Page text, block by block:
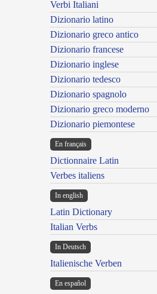
Verbi Italiani
Dizionario latino
Dizionario greco antico
Dizionario francese
Dizionario inglese
Dizionario tedesco
Dizionario spagnolo
Dizionario greco moderno
Dizionario piemontese
En français
Dictionnaire Latin
Verbes italiens
In english
Latin Dictionary
Italian Verbs
In Deutsch
Italienische Verben
En español